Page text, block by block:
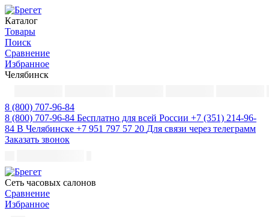
Каталог
Товары
Поиск
Сравнение
Избранное
Челябинск
8 (800) 707-96-84
8 (800) 707-96-84 Бесплатно для всей России +7 (351) 214-96-
84 В Челябинске +7 951 797 57 20 Для связи через телеграмм
Заказать звонок
Cеть часовых салонов
Сравнение
Избранное